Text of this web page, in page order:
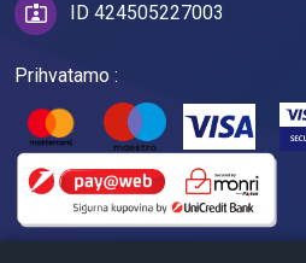
ID 424505227003
Prihvatamo :